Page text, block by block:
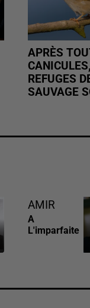
APRÈS
REFUGES
SAUVAGE
AMIR
A
L'imparfaite